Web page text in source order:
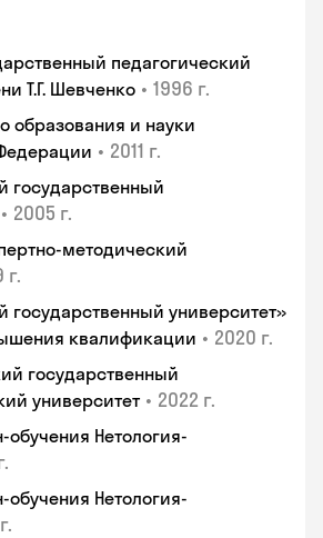
педагогический
Т.Г. Шевченко • 1996 г.
образования и науки
• 2011 г.
государственный
• 2005 г.
методический
г.
государственный университет»
квалификации • 2020 г.
государственный
университет • 2022 г.
обучения Нетология-
обучения Нетология-